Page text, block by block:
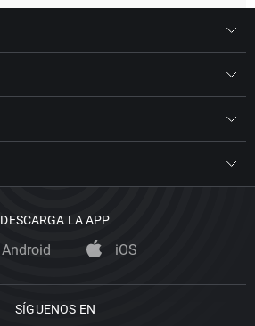
DESCARGA LA APP
Android iOS
SÍGUENOS EN